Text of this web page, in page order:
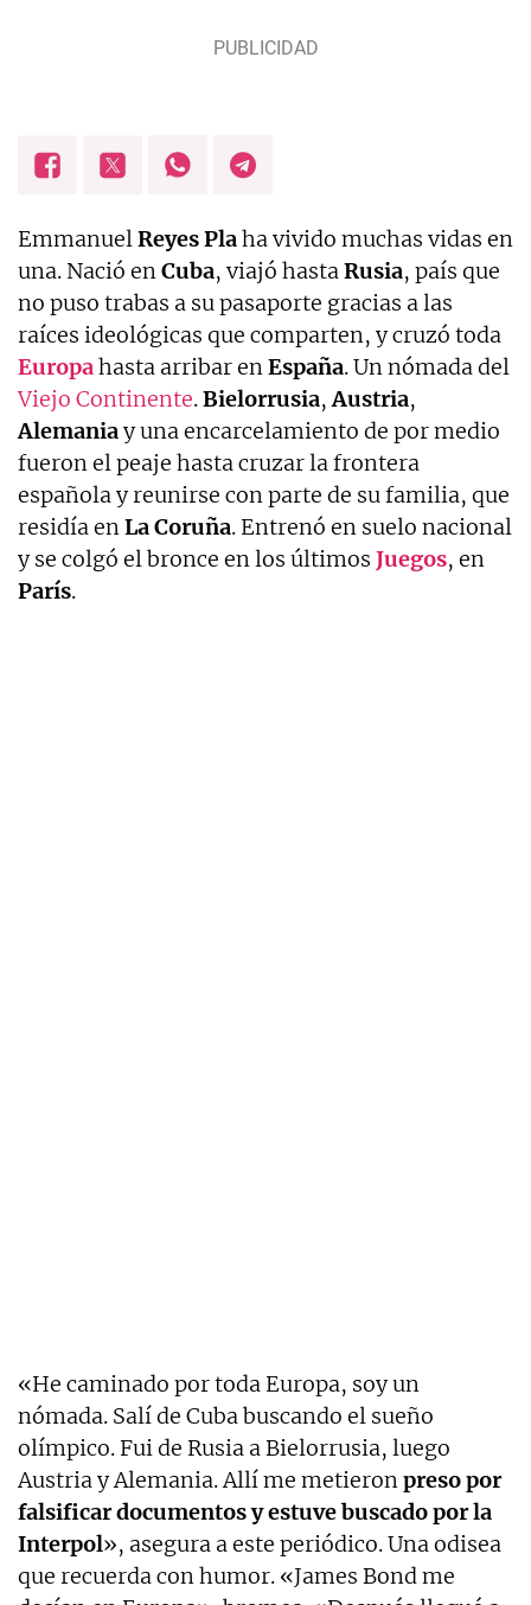
EmmanuelReyes Plaha vivido muchas vidas en
una. Nació enCuba, viajó hastaRusia, país que
no puso trabas a su pasaporte gracias a las
raíces ideológicas que comparten, y cruzó toda
Europahasta arribar enEspaña. Un nómada del
Viejo Continente.Bielorrusia,Austria,
Alemaniay una encarcelamiento de por medio
fueron el peaje hasta cruzar la frontera
española y reunirse con parte de su familia, que
residía enLa Coruña. Entrenó en suelo nacional
y se colgó el bronce en los últimos Juegos, en
París.
«He caminado por toda Europa, soy un
nómada. Salí de Cuba buscando el sueño
olímpico. Fui de Rusia a Bielorrusia, luego
Austria y Alemania. Allí me metieronpreso por
falsificar documentos y estuve buscado por la
Interpol», asegura a este periódico. Una odisea
que recuerda con humor. «James Bond me